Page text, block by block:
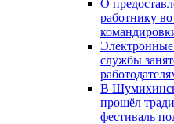
О
работнику
службы
В
прошёл
фестиваль